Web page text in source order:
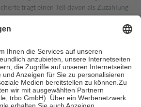
trägt einen Teil davon als Zuzahlung
Zuzahlungen in Höhe von zehn
Es sind jedoch nie mehr als die tatsächlichen
entrichten.
auch für Online-Apotheken.
Krankenpflege beträgt die
der Kosten sowie zehn Euro je